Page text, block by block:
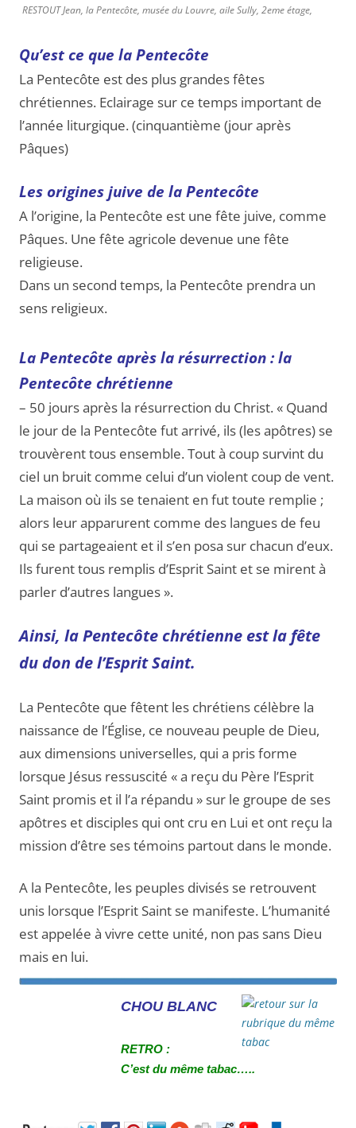
RESTOUT Jean, la Pentecôte, musée du Louvre, aile Sully, 2eme étage,
Qu’est ce que la Pentecôte
La Pentecôte est des plus grandes fêtes
chrétiennes. Eclairage sur ce temps important de
l’année liturgique. (cinquantième (jour après
Pâques)
Les origines juive de la Pentecôte
A l’origine, la Pentecôte est une fête juive, comme
Pâques. Une fête agricole devenue une fête
religieuse.
Dans un second temps, la Pentecôte prendra un
sens religieux.
La Pentecôte après la résurrection : la
Pentecôte chrétienne
– 50 jours après la résurrection du Christ. « Quand
le jour de la Pentecôte fut arrivé, ils (les apôtres) se
trouvèrent tous ensemble. Tout à coup survint du
ciel un bruit comme celui d’un violent coup de vent.
La maison où ils se tenaient en fut toute remplie ;
alors leur apparurent comme des langues de feu
qui se partageaient et il s’en posa sur chacun d’eux.
Ils furent tous remplis d’Esprit Saint et se mirent à
parler d’autres langues ».
Ainsi, la Pentecôte chrétienne est la fête
du don de l’Esprit Saint.
La Pentecôte que fêtent les chrétiens célèbre la
naissance de l’Église, ce nouveau peuple de Dieu,
aux dimensions universelles, qui a pris forme
lorsque Jésus ressuscité « a reçu du Père l’Esprit
Saint promis et il l’a répandu » sur le groupe de ses
apôtres et disciples qui ont cru en Lui et ont reçu la
mission d’être ses témoins partout dans le monde.
A la Pentecôte, les peuples divisés se retrouvent
unis lorsque l’Esprit Saint se manifeste. L’humanité
est appelée à vivre cette unité, non pas sans Dieu
mais en lui.
CHOU BLANC
RETRO :
C’est du même tabac…..